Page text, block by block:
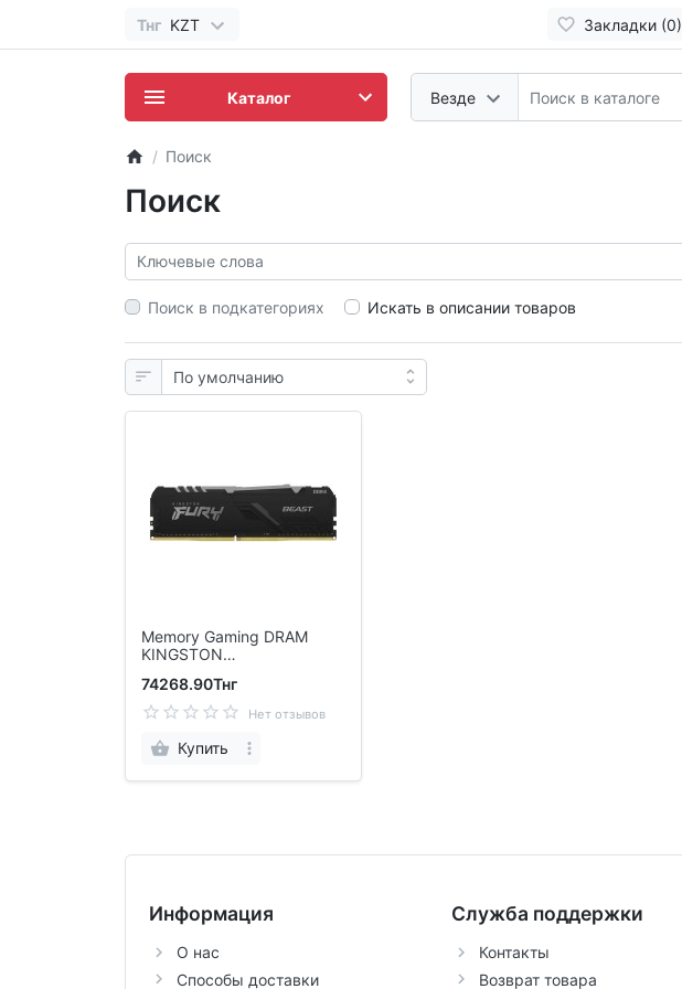
Тнг KZT Закладки (0)
Везде
Каталог
Поиск
Поиск
Поиск в подкатегориях Искать в описании товаров
Memory Gaming DRAM
KINGSTON
74268.90Тнг
Нет отзывов
Купить
Информация
О нас
Способы доставки
Служба поддержки
Контакты
Возврат товара